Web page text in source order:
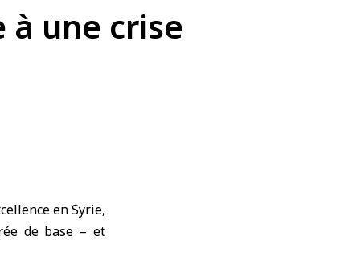
à une crise
en Syrie,
de base – et